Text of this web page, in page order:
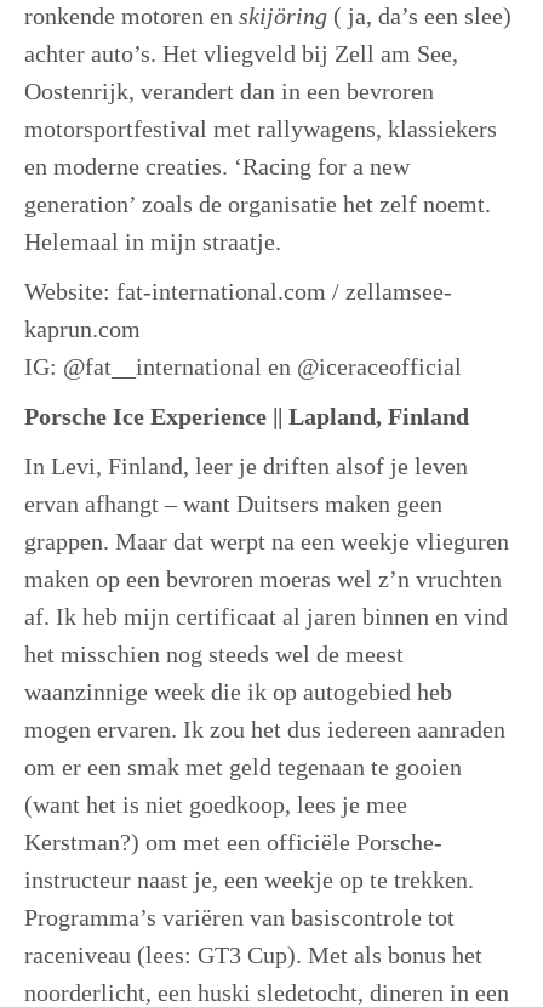
ronkende motoren en skijöring ( ja, da’s een slee)
achter auto’s. Het vliegveld bij Zell am See,
Oostenrijk, verandert dan in een bevroren
motorsportfestival met rallywagens, klassiekers
en moderne creaties. ‘Racing for a new
generation’ zoals de organisatie het zelf noemt.
Helemaal in mijn straatje.
Website: fat-international.com / zellamsee-
kaprun.com
IG: @fat__international en @iceraceofficial
Porsche Ice Experience || Lapland, Finland
In Levi, Finland, leer je driften alsof je leven
ervan afhangt – want Duitsers maken geen
grappen. Maar dat werpt na een weekje vlieguren
maken op een bevroren moeras wel z’n vruchten
af. Ik heb mijn certificaat al jaren binnen en vind
het misschien nog steeds wel de meest
waanzinnige week die ik op autogebied heb
mogen ervaren. Ik zou het dus iedereen aanraden
om er een smak met geld tegenaan te gooien
(want het is niet goedkoop, lees je mee
Kerstman?) om met een officiële Porsche-
instructeur naast je, een weekje op te trekken.
Programma’s variëren van basiscontrole tot
raceniveau (lees: GT3 Cup). Met als bonus het
noorderlicht, een huski sledetocht, dineren in een